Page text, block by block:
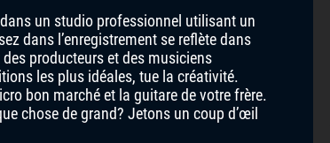
un studio professionnel utilisant un
dans l’enregistrement se reflète dans
producteurs et des musiciens
les plus idéales, tue la créativité.
bon marché et la guitare de votre frère.
chose de grand? Jetons un coup d’œil